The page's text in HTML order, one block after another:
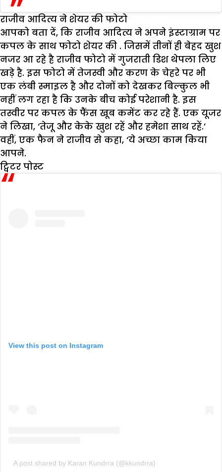
राजीव आदित्य ने शेयर की फोटो
आपको बता दें, कि राजीव आदित्य ने अपने इंस्टाग्राम पर
कपल के साथ फोटो शेयर की . जिसमें तीनों ही बेहद खुश
नजर आ रहे है राजीव फोटो में गुजराती डिश थेपला लिए
खड़े है. इस फोटो में तेजस्वी और करण के चेहरे पर भी
एक लंबी स्माइल है और दोनों को देखकर बिल्कुल भी
नहीं लग रहा है कि उनके बीच कोई परेशानी है. इस
तस्वीर पर कपल के फैंस खूब कमेंट कर रहे हैं. एक यूजर
ने लिखा, ‘तेजू और केके खुश रहें और हमेशा साथ रहें.’
वहीं, एक फैन ने राजीव से कहा, ‘ये अच्छा काम किया
आपने.
ट्विटर पोस्ट
View this post on Instagram
A post shared by Karan Kundrra (@kkundrra)